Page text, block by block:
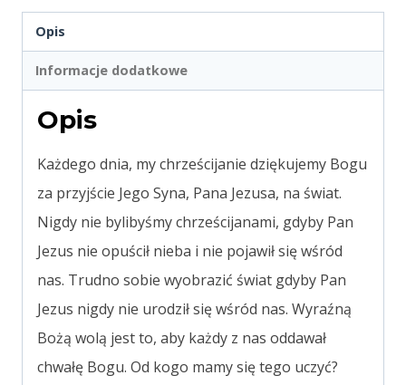
Opis
Informacje dodatkowe
Opis
Każdego dnia, my chrześcijanie dziękujemy Bogu
za przyjście Jego Syna, Pana Jezusa, na świat.
Nigdy nie bylibyśmy chrześcijanami, gdyby Pan
Jezus nie opuścił nieba i nie pojawił się wśród
nas. Trudno sobie wyobrazić świat gdyby Pan
Jezus nigdy nie urodził się wśród nas. Wyraźną
Bożą wolą jest to, aby każdy z nas oddawał
chwałę Bogu. Od kogo mamy się tego uczyć?